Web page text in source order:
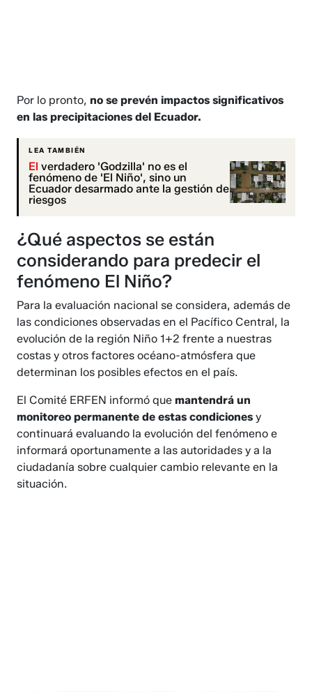
Por lo pronto,no se prevén impactos significativos
en las precipitaciones del Ecuador.
LEA TAMBIÉN
El verdadero 'Godzilla' no es el
fenómeno de 'El Niño', sino un
Ecuador desarmado ante la gestión de
riesgos
¿Qué aspectos se están
considerando para predecir el
fenómeno El Niño?
Para la evaluación nacional se considera, además de
las condiciones observadas en el Pacífico Central, la
evolución de la región Niño 1+2 frente a nuestras
costas y otros factores océano-atmósfera que
determinan los posibles efectos en el país.
El Comité ERFEN informó quemantendrá un
monitoreo permanente de estas condiciones y
continuará evaluando la evolución del fenómeno e
informará oportunamente a las autoridades y a la
ciudadanía sobre cualquier cambio relevante en la
situación.